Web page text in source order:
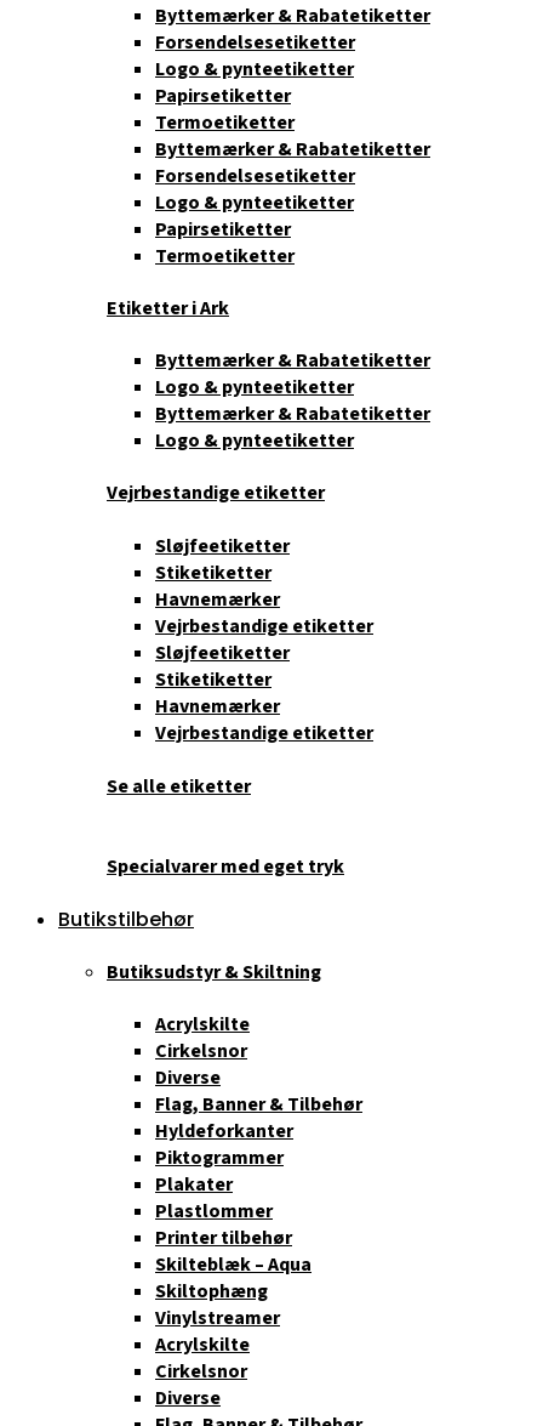
Byttemærker & Rabatetiketter
Forsendelsesetiketter
Logo & pynteetiketter
Papirsetiketter
Termoetiketter
Byttemærker & Rabatetiketter
Forsendelsesetiketter
Logo & pynteetiketter
Papirsetiketter
Termoetiketter
Etiketter i Ark
Byttemærker & Rabatetiketter
Logo & pynteetiketter
Byttemærker & Rabatetiketter
Logo & pynteetiketter
Vejrbestandige etiketter
Sløjfeetiketter
Stiketiketter
Havnemærker
Vejrbestandige etiketter
Sløjfeetiketter
Stiketiketter
Havnemærker
Vejrbestandige etiketter
Se alle etiketter
Specialvarer med eget tryk
Butikstilbehør
Butiksudstyr & Skiltning
Acrylskilte
Cirkelsnor
Diverse
Flag, Banner & Tilbehør
Hyldeforkanter
Piktogrammer
Plakater
Plastlommer
Printer tilbehør
Skilteblæk – Aqua
Skiltophæng
Vinylstreamer
Acrylskilte
Cirkelsnor
Diverse